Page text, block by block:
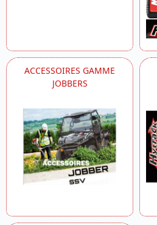
ACCESSOIRES GAMME
JOBBERS